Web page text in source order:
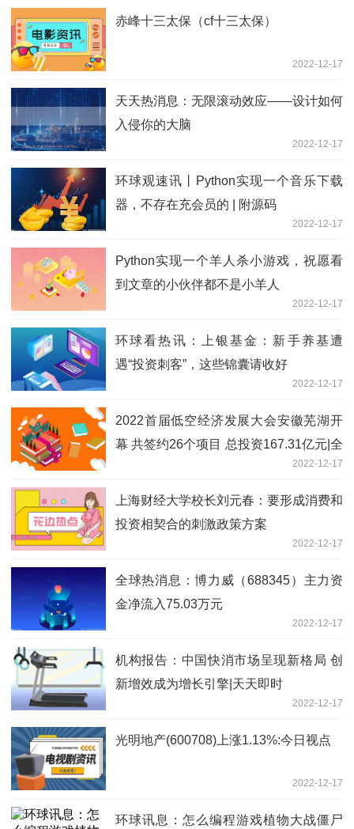
赤峰十三太保（cf十三太保）
2022-12-17
天天热消息：无限滚动效应——设计如何
入侵你的大脑
2022-12-17
环球观速讯丨Python实现一个音乐下载
器，不存在充会员的 | 附源码
2022-12-17
Python实现一个羊人杀小游戏，祝愿看
到文章的小伙伴都不是小羊人
2022-12-17
环球看热讯：上银基金：新手养基遭
遇“投资刺客”，这些锦囊请收好
2022-12-17
2022首届低空经济发展大会安徽芜湖开
幕 共签约26个项目 总投资167.31亿元|全
2022-12-17
上海财经大学校长刘元春：要形成消费和
投资相契合的刺激政策方案
2022-12-17
全球热消息：博力威（688345）主力资
金净流入75.03万元
2022-12-17
机构报告：中国快消市场呈现新格局 创
新增效成为增长引擎|天天即时
2022-12-17
光明地产(600708)上涨1.13%:今日视点
2022-12-17
环球讯息：怎么编程游戏植物大战僵尸